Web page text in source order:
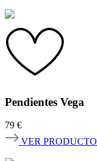
Pendientes Vega
79 €
VER PRODUCTO